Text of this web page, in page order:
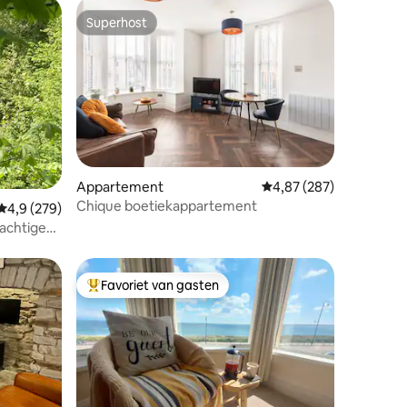
beoordeling van 4,9 uit 5, 279 recensies
4,9 (279)
Superhost
Superhost
Appartement Gemiddelde
4,87 (287)
Chique boetiekappartement
Topfavoriet van gasten
Favoriet van gasten